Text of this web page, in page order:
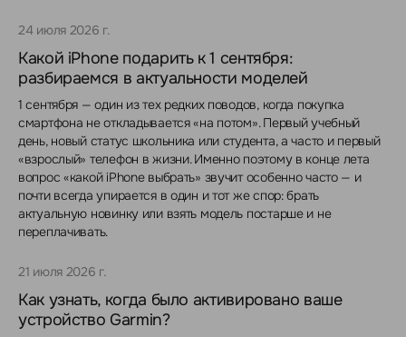
24 июля 2026 г.
Какой iPhone подарить к 1 сентября:
разбираемся в актуальности моделей
1 сентября — один из тех редких поводов, когда покупка
смартфона не откладывается «на потом». Первый учебный
день, новый статус школьника или студента, а часто и первый
«взрослый» телефон в жизни. Именно поэтому в конце лета
вопрос «какой iPhone выбрать» звучит особенно часто — и
почти всегда упирается в один и тот же спор: брать
актуальную новинку или взять модель постарше и не
переплачивать.
21 июля 2026 г.
Как узнать, когда было активировано ваше
устройство Garmin?